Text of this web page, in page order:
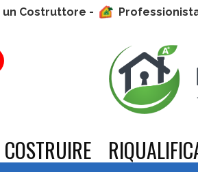
un Costruttore -
COSTRUIRE